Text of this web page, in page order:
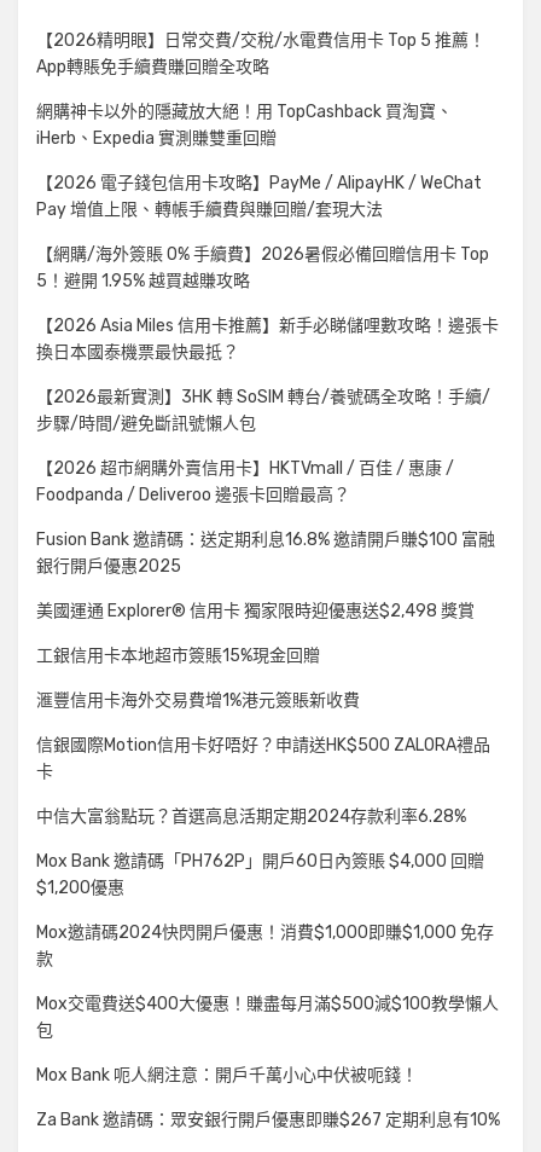
【2026精明眼】日常交費/交稅/水電費信用卡 Top 5 推薦！
App轉賬免手續費賺回贈全攻略
網購神卡以外的隱藏放大絕！用 TopCashback 買淘寶、
iHerb、Expedia 實測賺雙重回贈
【2026 電子錢包信用卡攻略】PayMe / AlipayHK / WeChat
Pay 增值上限、轉帳手續費與賺回贈/套現大法
【網購/海外簽賬 0% 手續費】2026暑假必備回贈信用卡 Top
5！避開 1.95% 越買越賺攻略
【2026 Asia Miles 信用卡推薦】新手必睇儲哩數攻略！邊張卡
換日本國泰機票最快最抵？
【2026最新實測】3HK 轉 SoSIM 轉台/養號碼全攻略！手續/
步驟/時間/避免斷訊號懶人包
【2026 超市網購外賣信用卡】HKTVmall / 百佳 / 惠康 /
Foodpanda / Deliveroo 邊張卡回贈最高？
Fusion Bank 邀請碼：送定期利息16.8% 邀請開戶賺$100 富融
銀行開戶優惠2025
美國運通 Explorer® 信用卡 獨家限時迎優惠送$2,498 獎賞
工銀信用卡本地超市簽賬15%現金回贈
滙豐信用卡海外交易費增1%港元簽賬新收費
信銀國際Motion信用卡好唔好？申請送HK$500 ZALORA禮品
卡
中信大富翁點玩？首選高息活期定期2024存款利率6.28%
Mox Bank 邀請碼「PH762P」開戶60日內簽賬 $4,000 回贈
$1,200優惠
Mox邀請碼2024快閃開戶優惠！消費$1,000即賺$1,000 免存
款
Mox交電費送$400大優惠！賺盡每月滿$500減$100教學懶人
包
Mox Bank 呃人網注意：開戶千萬小心中伏被呃錢！
Za Bank 邀請碼：眾安銀行開戶優惠即賺$267 定期利息有10%